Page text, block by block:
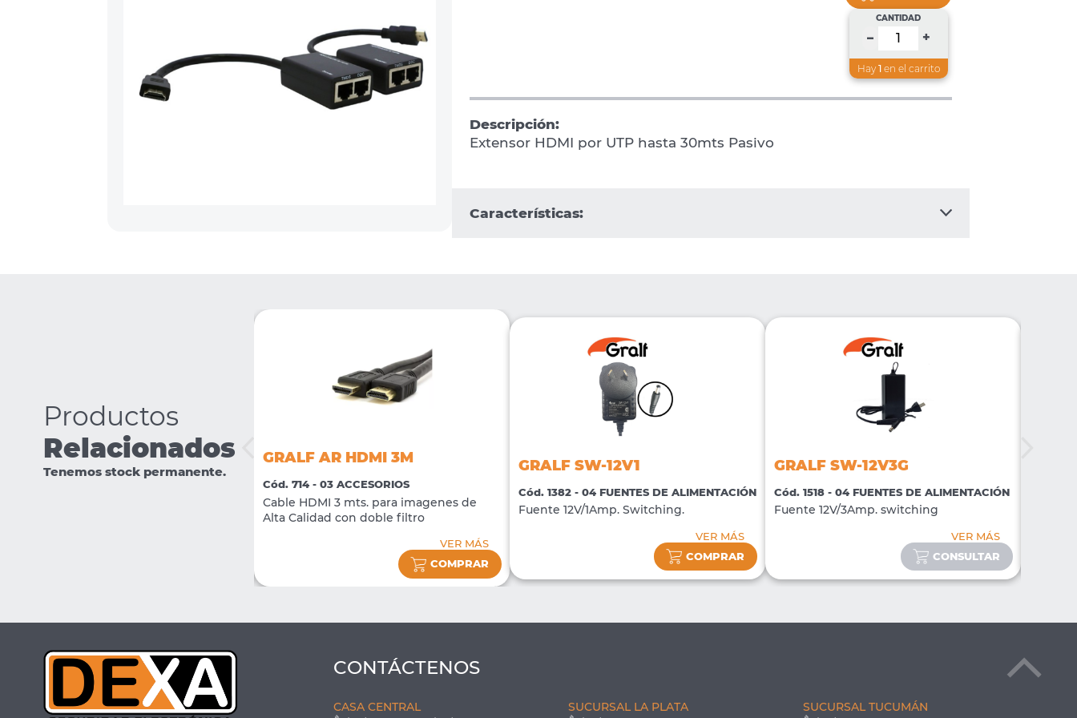
CANTIDAD
– +
Hay 1en el carrito
Descripción:
Extensor HDMI por UTP hasta 30mts Pasivo
Características:
Productos
Relacionados
Tenemos stock permanente.
GRALF GF-60-12DV GRALF AR HDMI 3M
Cód. 714 - 03 ACCESORIOS
Cable HDMI 3 mts. para imagenes de
Alta Calidad con doble filtro
VER MÁS
COMPRAR
GRALF SW-12V1
Cód. 1382 - 04 FUENTES DE ALIMENTACIÓN
Fuente 12V/1Amp. Switching.
VER MÁS
COMPRAR
GRALF SW-12V3G
Cód. 1518 - 04 FUENTES DE ALIMENTACIÓN
Fuente 12V/3Amp. switching
VER MÁS
CONSULTAR
CONTÁCTENOS
CASA CENTRAL SUCURSAL LA PLATA SUCURSAL TUCUMÁN